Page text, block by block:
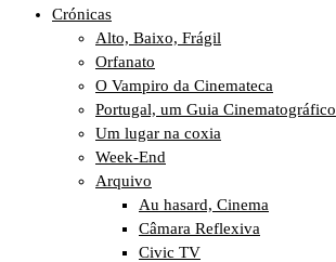
Crónicas
Alto, Baixo, Frágil
Orfanato
O Vampiro da Cinemateca
Portugal, um Guia Cinematográfico
Um lugar na coxia
Week-End
Arquivo
Au hasard, Cinema
Câmara Reflexiva
Civic TV